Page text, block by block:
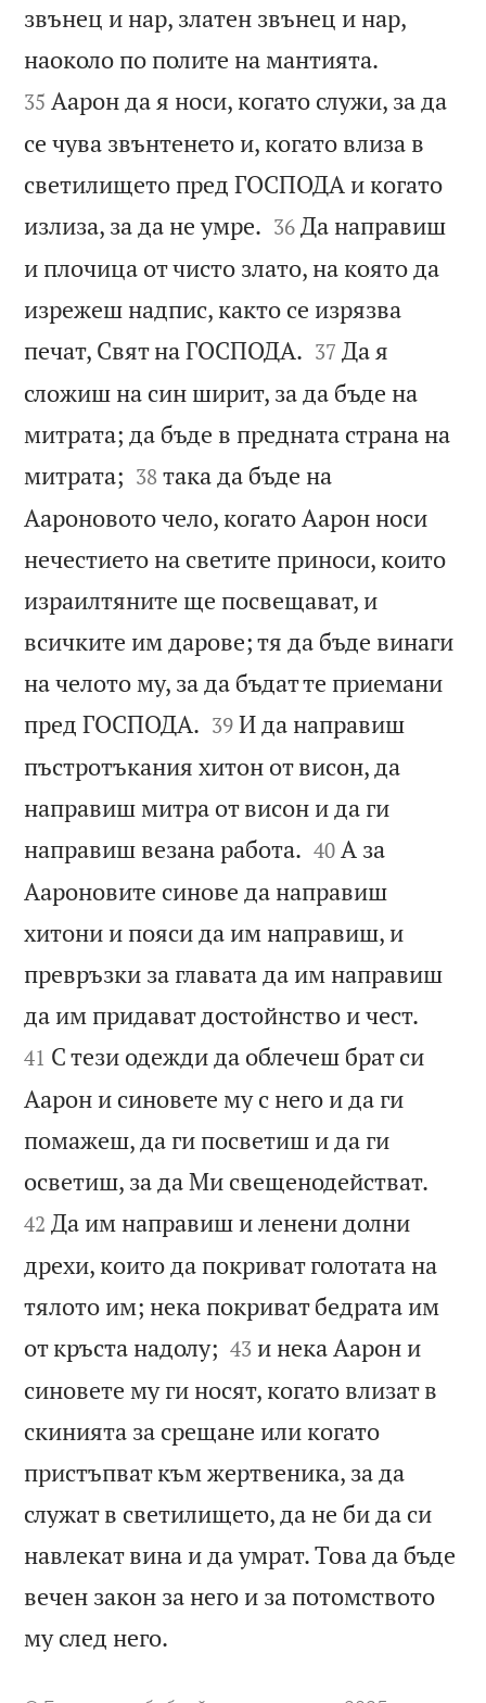
звънец и нар, златен звънец и нар,
наоколо по полите на мантията.
35 Аарон да я носи, когато служи, за да
се чува звънтенето и, когато влиза в
светилището пред ГОСПОДА и когато
излиза, за да не умре. 

36 Да направиш
и плочица от чисто злато, на която да
изрежеш надпис, както се изрязва
печат, Свят на ГОСПОДА. 

37 Да я
сложиш на син ширит, за да бъде на
митрата; да бъде в предната страна на
митрата; 

38 така да бъде на
Аароновото чело, когато Аарон носи
нечестието на светите приноси, които
израилтяните ще посвещават, и
всичките им дарове; тя да бъде винаги
на челото му, за да бъдат те приемани
пред ГОСПОДА. 

39 И да направиш
пъстротъкания хитон от висон, да
направиш митра от висон и да ги
направиш везана работа. 

40 А за
Аароновите синове да направиш
хитони и пояси да им направиш, и
превръзки за главата да им направиш
да им придават достойнство и чест.
41 С тези одежди да облечеш брат си
Аарон и синовете му с него и да ги
помажеш, да ги посветиш и да ги
осветиш, за да Ми свещенодействат.
42 Да им направиш и ленени долни
дрехи, които да покриват голотата на
тялото им; нека покриват бедрата им
от кръста надолу; 

43 и нека Аарон и
синовете му ги носят, когато влизат в
скинията за срещане или когато
пристъпват към жертвеника, за да
служат в светилището, да не би да си
навлекат вина и да умрат. Това да бъде
вечен закон за него и за потомството
му след него.